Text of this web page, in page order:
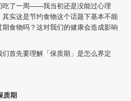
吃了一周——我当初还是没能过心理
实这是节约食物这个话题下基本不能
食物吗？这对我们的健康会造成影响
首先要理解「保质期」是怎么界定
质期